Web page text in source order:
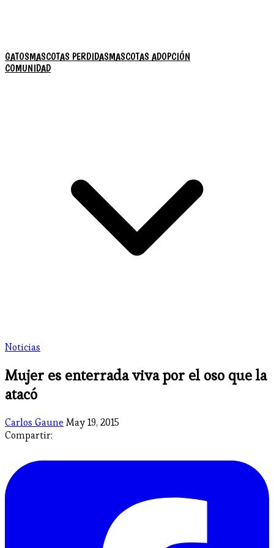
GATOSMASCOTAS PERDIDASMASCOTAS ADOPCIÓN
COMUNIDAD
Noticias
Mujer es enterrada viva por el oso que la
atacó
Carlos Gaune May 19, 2015
Compartir: